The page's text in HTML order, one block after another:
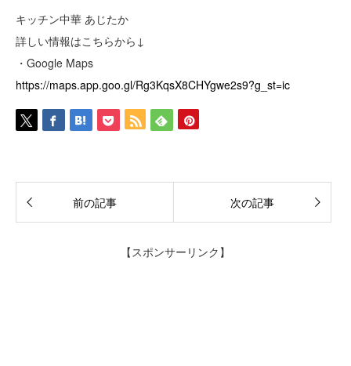
キッチン中華 あじたか
詳しい情報はこちらから↓
・Google Maps
https://maps.app.goo.gl/Rg3KqsX8CHYgwe2s9?g_st=ic
前の記事 次の記事
【スポンサーリンク】